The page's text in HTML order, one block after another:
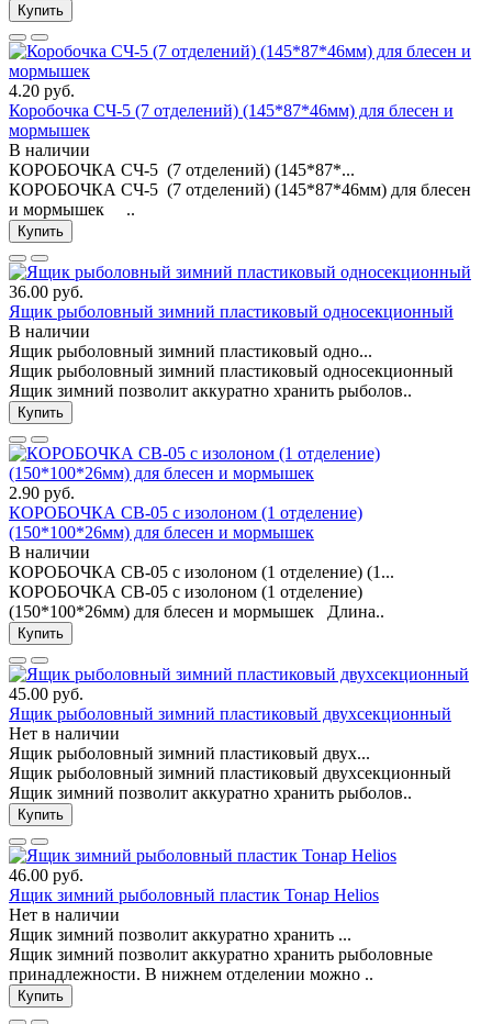
Купить
4.20 руб.
Коробочка СЧ-5 (7 отделений) (145*87*46мм) для блесен и
мормышек
В наличии
КОРОБОЧКА СЧ-5 (7 отделений) (145*87*...
КОРОБОЧКА СЧ-5 (7 отделений) (145*87*46мм) для блесен
и мормышек ..
Купить
36.00 руб.
Ящик рыболовный зимний пластиковый односекционный
В наличии
Ящик рыболовный зимний пластиковый одно...
Ящик рыболовный зимний пластиковый односекционный
Ящик зимний позволит аккуратно хранить рыболов..
Купить
2.90 руб.
КОРОБОЧКА СВ-05 с изолоном (1 отделение)
(150*100*26мм) для блесен и мормышек
В наличии
КОРОБОЧКА СВ-05 с изолоном (1 отделение) (1...
КОРОБОЧКА СВ-05 с изолоном (1 отделение)
(150*100*26мм) для блесен и мормышек Длина..
Купить
45.00 руб.
Ящик рыболовный зимний пластиковый двухсекционный
Нет в наличии
Ящик рыболовный зимний пластиковый двух...
Ящик рыболовный зимний пластиковый двухсекционный
Ящик зимний позволит аккуратно хранить рыболов..
Купить
46.00 руб.
Ящик зимний рыболовный пластик Тонар Helios
Нет в наличии
Ящик зимний позволит аккуратно хранить ...
Ящик зимний позволит аккуратно хранить рыболовные
принадлежности. В нижнем отделении можно ..
Купить